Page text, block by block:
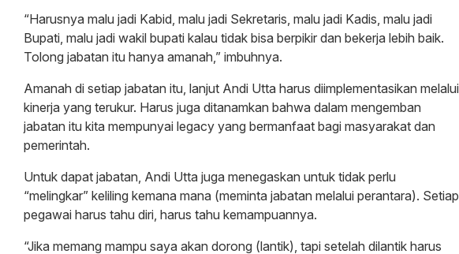
“Harusnya malu jadi Kabid, malu jadi Sekretaris, malu jadi Kadis, malu jadi
Bupati, malu jadi wakil bupati kalau tidak bisa berpikir dan bekerja lebih baik.
Tolong jabatan itu hanya amanah,” imbuhnya.
Amanah di setiap jabatan itu, lanjut Andi Utta harus diimplementasikan melalui
kinerja yang terukur. Harus juga ditanamkan bahwa dalam mengemban
jabatan itu kita mempunyai legacy yang bermanfaat bagi masyarakat dan
pemerintah.
Untuk dapat jabatan, Andi Utta juga menegaskan untuk tidak perlu
“melingkar” keliling kemana mana (meminta jabatan melalui perantara). Setiap
pegawai harus tahu diri, harus tahu kemampuannya.
“Jika memang mampu saya akan dorong (lantik), tapi setelah dilantik harus